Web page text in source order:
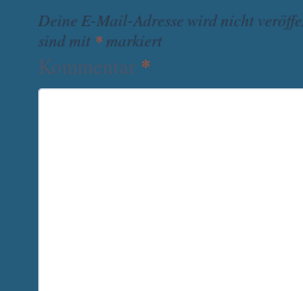
Deine E-Mail-Adresse wird nicht
sind mit *markiert
Kommentar *